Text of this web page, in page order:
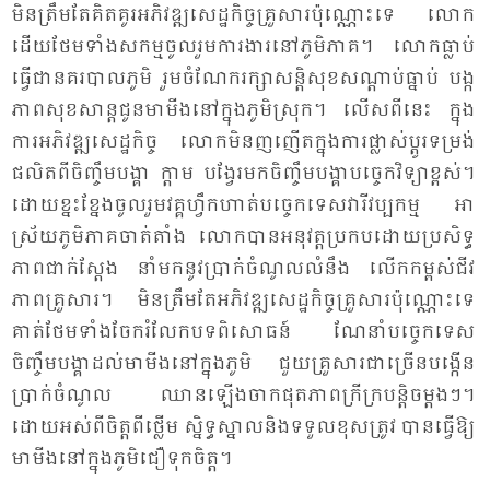
មិន​ត្រឹម​តែ​គិត​គូរ​អភិ​វឌ្ឍ​សេដ្ឋ​កិច្ច​គ្រួ​សារ​ប៉ុណ្ណោះ​ទេ លោក​
ដើយ​ថែម​ទាំង​សកម្ម​ចូល​រួមការ​ងារ​នៅ​ភូមិ​ភាគ។ លោក​ធ្លាប់​
ធ្វើ​ជា​នគរ​បាល​ភូមិ រួម​ចំ​ណែក​រក្សា​សន្តិ​សុខ​សណ្តាប់​ធ្នាប់ បង្ក​
ភាព​សុខ​សាន្ត​ជូន​មា​មីង​នៅ​ក្នុង​ភូមិ​ស្រុក។ លើស​ពី​នេះ ក្នុង​
ការ​អភិ​វឌ្ឍ​សេដ្ឋ​កិច្ច លោក​មិន​ញ​ញើត​ក្នុង​ការ​ផ្លាស់​ប្តូរ​ទម្រង់​
ផលិត​ពី​ចិញ្ចឹម​បង្គា ក្តាម បង្វែរ​មក​ចិញ្ចឹម​បង្គា​បច្ចេក​វិទ្យា​ខ្ពស់។
ដោយ​ខ្នះ​ខ្នែង​ចូល​រួមវគ្គ​ហ្វឹក​ហាត់​បច្ចេក​ទេស​វារី​វប្ប​កម្ម អា​
ស្រ័យភូមិ​ភាគ​ចាត់​តាំង លោក​បាន​អនុវត្ត​ប្រ​កប​ដោយ​ប្រ​សិទ្ធ​
ភាព​ជាក់​ស្ដែង នាំ​មក​នូវ​ប្រាក់​ចំ​ណូល​លំ​នឹង លើក​កម្ពស់​ជីវ​
ភាព​គ្រួ​សារ។ មិន​ត្រឹម​តែ​អភិ​វឌ្ឍ​សេដ្ឋ​កិច្ច​គ្រួ​សារ​ប៉ុណ្ណោះ​ទេ
គាត់​ថែម​ទាំង​ចែក​រំលែក​បទ​ពិ​សោធន៍ ណែ​នាំ​បច្ចេក​ទេស​
ចិញ្ចឹម​បង្គា​ដល់​មា​មីង​នៅ​ក្នុង​ភូមិ ជួយ​គ្រួ​សារ​ជា​ច្រើន​បង្កើន​
ប្រាក់​ចំ​ណូល ឈាន​ឡើង​ចាក​ផុត​ភាព​ក្រី​ក្រ​បន្តិច​ម្តងៗ។
ដោយ​អស់​ពី​ចិត្ត​ពី​ថ្លើម ស្និទ្ធ​ស្នាល​និង​ទទួល​ខុស​ត្រូវ បាន​ធ្វើ​ឱ្យ​
មា​មីង​នៅ​ក្នុង​ភូមិ​ជឿ​ទុក​ចិត្ត។